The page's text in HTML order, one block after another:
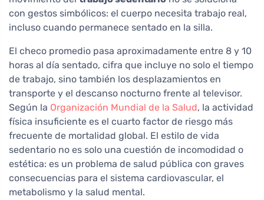
con gestos simbólicos: el cuerpo necesita trabajo real,
incluso cuando permanece sentado en la silla.
El checo promedio pasa aproximadamente entre 8 y 10
horas al día sentado, cifra que incluye no solo el tiempo
de trabajo, sino también los desplazamientos en
transporte y el descanso nocturno frente al televisor.
Según la Organización Mundial de la Salud, la actividad
física insuficiente es el cuarto factor de riesgo más
frecuente de mortalidad global. El estilo de vida
sedentario no es solo una cuestión de incomodidad o
estética: es un problema de salud pública con graves
consecuencias para el sistema cardiovascular, el
metabolismo y la salud mental.